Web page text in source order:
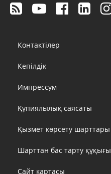
menu
Контактілер
Кепілдік
Импрессум
Құпиялылық саясаты
Қызмет көрсету шарттары
Шарттан бас тарту құқығы
Сайт картасы